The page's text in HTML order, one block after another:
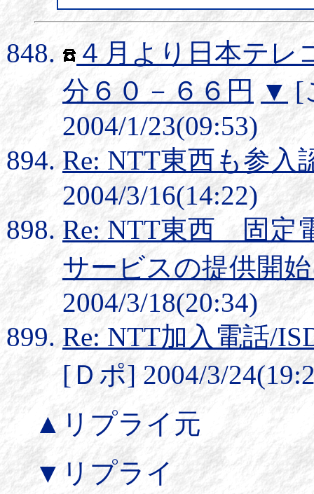
４月より日本テレ
分６０－６６円 ▼ [
2004/1/23(09:53)
Re: NTT東西も参入
2004/3/16(14:22)
Re: NTT東西 固定
サービスの提供開
2004/3/18(20:34)
Re: NTT加入電話/
[Ｄポ] 2004/3/
▲リプライ元
▼リプライ